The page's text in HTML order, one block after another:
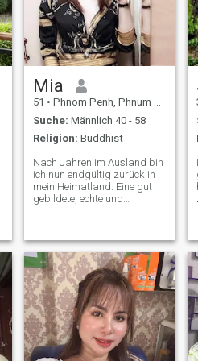
Mia
51 • Phnom Penh, Phnum Pénh, Kambodscha
Suche: Männlich 40 - 58
Religion: Buddhist
Nach Jahren im Ausland bin
ich nun endgültig zurück in
mein Heimatland. Eine gut
gebildete, echte und
informiert, dass ich für mein
Alter sehr jung aussehe.
Leute sind immer wirklich
überrascht, wenn ich ihnen
mein tatsächliches Alter
sage :-) Wenn Sie mehr über
mich wissen möchten,
senden Sie mir bitte eine
Nachricht, danke!